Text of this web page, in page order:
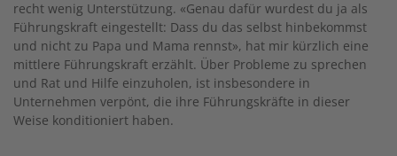
recht wenig Unterstützung. «Genau dafür wurdest du ja als
Führungskraft eingestellt: Dass du das selbst hinbekommst
und nicht zu Papa und Mama rennst», hat mir kürzlich eine
mittlere Führungskraft erzählt. Über Probleme zu sprechen
und Rat und Hilfe einzuholen, ist insbesondere in
Unternehmen verpönt, die ihre Führungskräfte in dieser
Weise konditioniert haben.